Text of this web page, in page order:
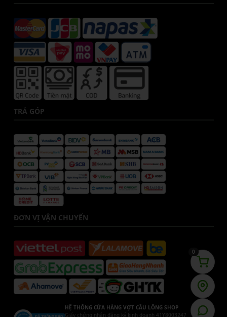
TRẢ GÓP
ĐƠN VỊ VẬN CHUYỂN
HỆ THỐNG CỬA HÀNG VỢT CẦU LÔNG SHOP
Giấy chứng nhận đăng ký kinh doanh 41Y8003247
0